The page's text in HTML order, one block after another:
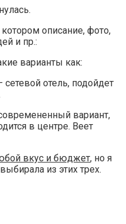
описание, фото,
и пр.:
варианты как:
сетевой отель, подойдет
вариант,
в центре. Веет
вкус и бюджет, но я
из этих трех.